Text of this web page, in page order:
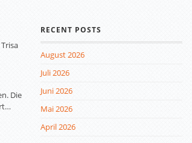
Die
RECENT POSTS
August 2026
Juli 2026
Juni 2026
Mai 2026
April 2026